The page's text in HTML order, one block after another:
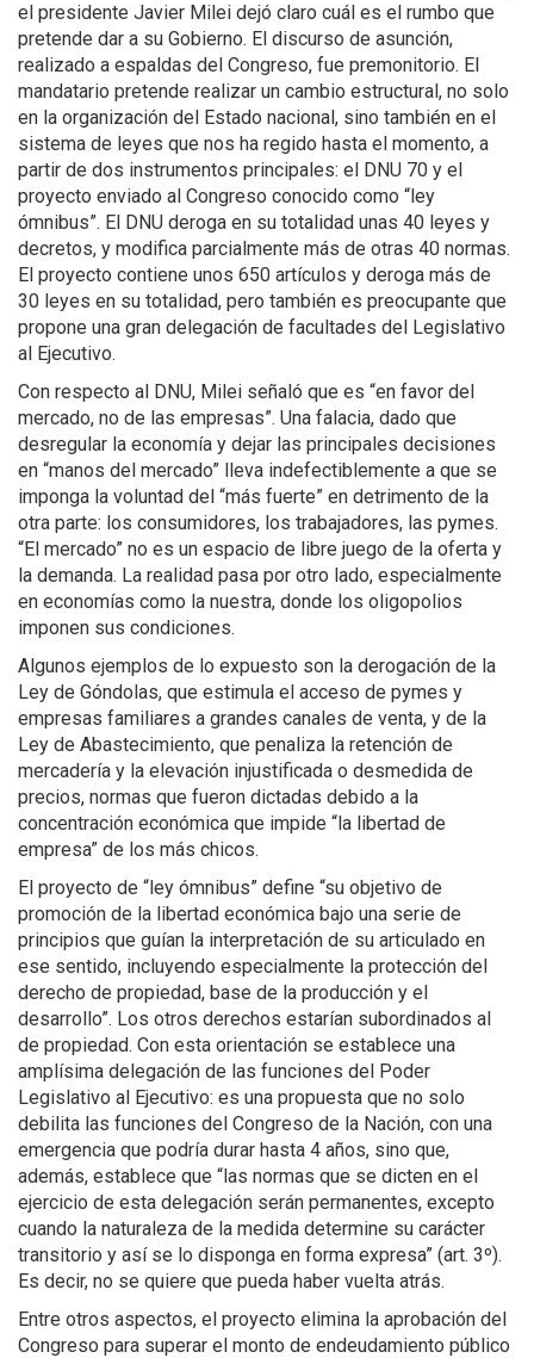
el presidente Javier Milei dejó claro cuál es el rumbo que
pretende dar a su Gobierno. El discurso de asunción,
realizado a espaldas del Congreso, fue premonitorio. El
mandatario pretende realizar un cambio estructural, no solo
en la organización del Estado nacional, sino también en el
sistema de leyes que nos ha regido hasta el momento, a
partir de dos instrumentos principales: el DNU 70 y el
proyecto enviado al Congreso conocido como “ley
ómnibus”. El DNU deroga en su totalidad unas 40 leyes y
decretos, y modifica parcialmente más de otras 40 normas.
El proyecto contiene unos 650 artículos y deroga más de
30 leyes en su totalidad, pero también es preocupante que
propone una gran delegación de facultades del Legislativo
al Ejecutivo.
Con respecto al DNU, Milei señaló que es “en favor del
mercado, no de las empresas”. Una falacia, dado que
desregular la economía y dejar las principales decisiones
en “manos del mercado” lleva indefectiblemente a que se
imponga la voluntad del “más fuerte” en detrimento de la
otra parte: los consumidores, los trabajadores, las pymes.
“El mercado” no es un espacio de libre juego de la oferta y
la demanda. La realidad pasa por otro lado, especialmente
en economías como la nuestra, donde los oligopolios
imponen sus condiciones.
Algunos ejemplos de lo expuesto son la derogación de la
Ley de Góndolas, que estimula el acceso de pymes y
empresas familiares a grandes canales de venta, y de la
Ley de Abastecimiento, que penaliza la retención de
mercadería y la elevación injustificada o desmedida de
precios, normas que fueron dictadas debido a la
concentración económica que impide “la libertad de
empresa” de los más chicos.
El proyecto de “ley ómnibus” define “su objetivo de
promoción de la libertad económica bajo una serie de
principios que guían la interpretación de su articulado en
ese sentido, incluyendo especialmente la protección del
derecho de propiedad, base de la producción y el
desarrollo”. Los otros derechos estarían subordinados al
de propiedad. Con esta orientación se establece una
amplísima delegación de las funciones del Poder
Legislativo al Ejecutivo: es una propuesta que no solo
debilita las funciones del Congreso de la Nación, con una
emergencia que podría durar hasta 4 años, sino que,
además, establece que “las normas que se dicten en el
ejercicio de esta delegación serán permanentes, excepto
cuando la naturaleza de la medida determine su carácter
transitorio y así se lo disponga en forma expresa” (art. 3º).
Es decir, no se quiere que pueda haber vuelta atrás.
Entre otros aspectos, el proyecto elimina la aprobación del
Congreso para superar el monto de endeudamiento público